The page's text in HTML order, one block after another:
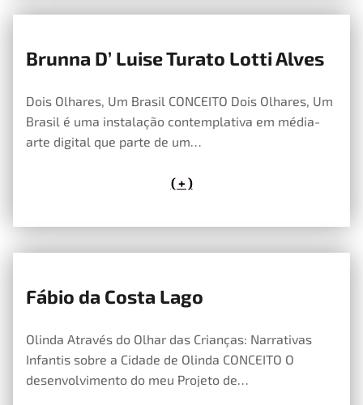
Brunna D’ Luise Turato Lotti Alves
Dois Olhares, Um Brasil CONCEITO Dois Olhares, Um
Brasil é uma instalação contemplativa em média-
arte digital que parte de um…
( + )
Fábio da Costa Lago
Olinda Através do Olhar das Crianças: Narrativas
Infantis sobre a Cidade de Olinda CONCEITO O
desenvolvimento do meu Projeto de…